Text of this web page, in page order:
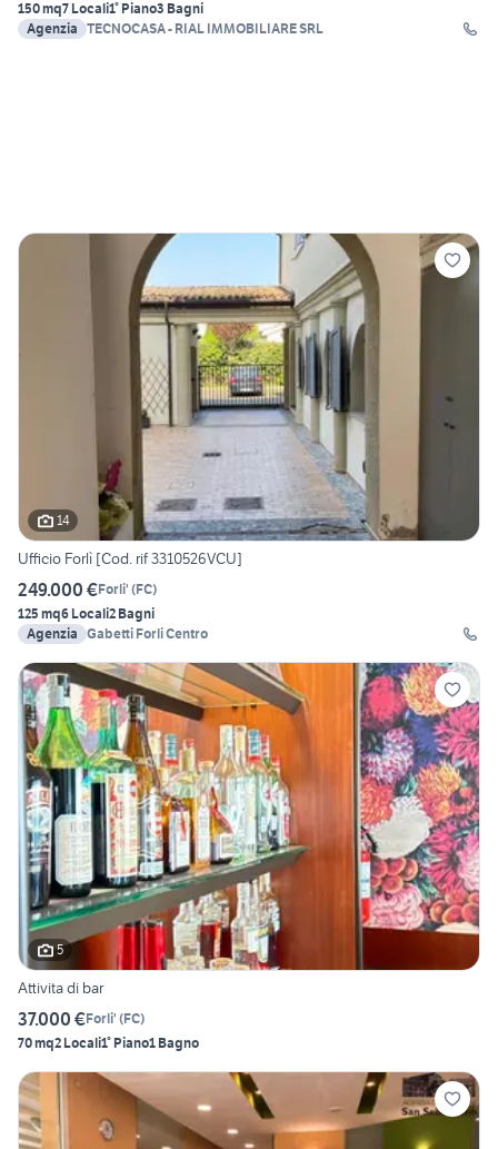
150 mq7 Locali1° Piano3 Bagni
Agenzia
TECNOCASA - RIAL IMMOBILIARE SRL
14
Ufficio Forlì [Cod. rif 3310526VCU]
249.000 €Forli' (FC)
125 mq6 Locali2 Bagni
Agenzia Gabetti Forli Centro
5
Attivita di bar
37.000 €Forli' (FC)
70 mq2 Locali1° Piano1 Bagno